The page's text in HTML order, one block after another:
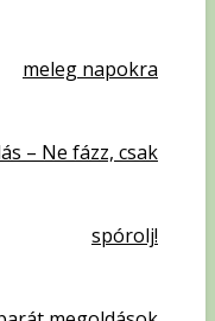
meleg napokra
– Ne fázz, csak
spórolj!